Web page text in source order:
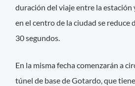
duración del viaje entre la estación
en el centro de la ciudad se reduce
30 segundos.
En la misma fecha comenzarán a
túnel de base de Gotardo, que